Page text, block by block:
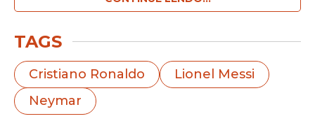
Entrar no canal
digital do futebol mundial e acumulam
números que impressionam até mesmo
fora do esporte. Juntos, eles somam mais
TAGS
Cristiano Ronaldo
Lionel Messi
Neymar